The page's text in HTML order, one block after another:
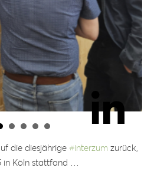
die diesjährige #interzum zurück,
Köln stattfand …